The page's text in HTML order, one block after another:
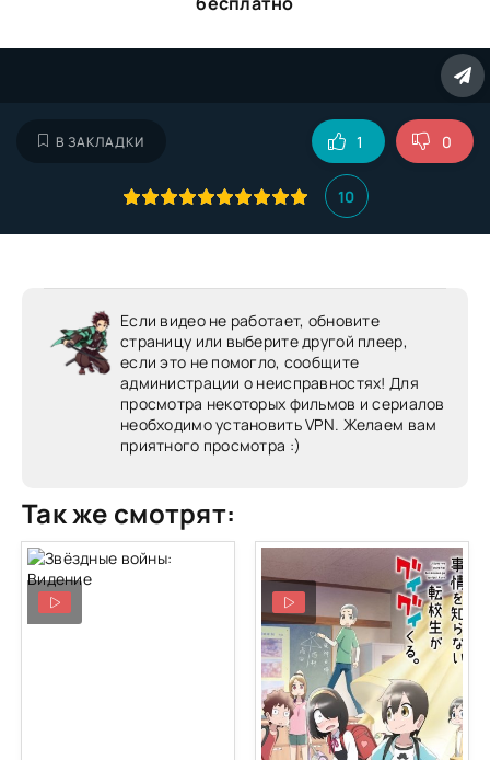
В ЗАКЛАДКИ
10
1 0
Если видео не работает, обновите
страницу или выберите другой плеер,
если это не помогло, сообщите
администрации о неисправностях! Для
просмотра некоторых фильмов и сериалов
необходимо установить VPN. Желаем вам
приятного просмотра :)
Так же смотрят: